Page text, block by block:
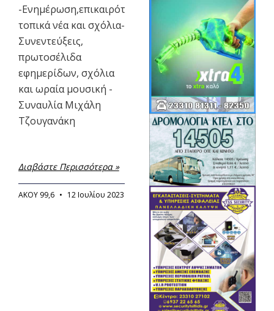
-Ενημέρωση,επικαιρότητα,
τοπικά νέα και σχόλια-
Συνεντεύξεις,
πρωτοσέλιδα
εφημερίδων, σχόλια
και ωραία μουσική -
Συναυλία Μιχάλη
Τζουγανάκη
Διαβάστε Περισσότερα »
ΑΚΟΥ 99,6 12 Ιουλίου 2023